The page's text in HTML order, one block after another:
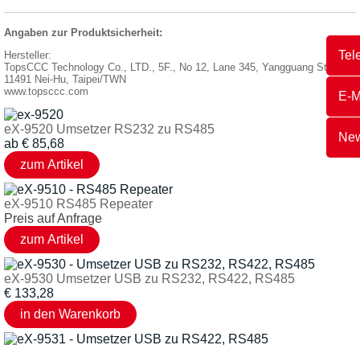
E-
Angaben zur Produktsicherheit:
Hersteller:
TopsCCC Technology Co., LTD., 5F., No 12, Lane 345, Yangguang Street,
11491 Nei-Hu, Taipei/TWN
www.topsccc.com
eX-9520 Umsetzer RS232 zu RS485
ab € 85,68
eX-9510 RS485 Repeater
Preis auf Anfrage
eX-9530 Umsetzer USB zu RS232, RS422, RS485
€ 133,28